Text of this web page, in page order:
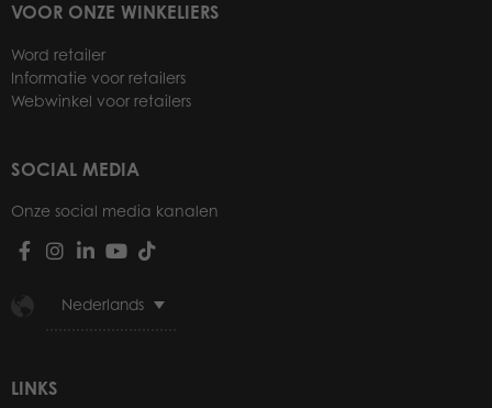
VOOR ONZE WINKELIERS
Word retailer
Informatie voor retailers
Webwinkel voor retailers
SOCIAL MEDIA
Onze social media kanalen
Nederlands
LINKS